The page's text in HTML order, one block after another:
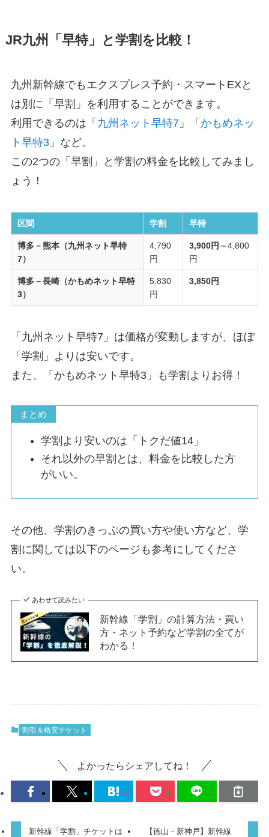
JR九州「早特」と学割を比較！
九州新幹線でもエクスプレス予約・スマートEXと
は別に「早割」を利用することができます。
利用できるのは「 九州ネット早特7」「 かもめネッ
ト早特3」など。
この2つの「早割」と学割の料金を比較してみまし
ょう！
区間 学割 早特
博多－熊本（九州ネット早特
7）
4,790
円
3,900円 ～4,800
円
博多－長崎（かもめネット早特
3）
5,830
円
3,850円
「九州ネット早特7」は価格が変動しますが、ほぼ
「学割」よりは安いです。
また、「かもめネット早特3」も学割よりお得！
まとめ
学割より安いのは「トクだ値14」
それ以外の早割とは、料金を比較した方
がいい。
その他、学割のきっぷの買い方や使い方など、学
割に関しては以下のページも参考にしてくださ
い。
あわせて読みたい
新幹線「学割」の計算方法・買い
方・ネット予約など学割の全てが
わかる！
割引＆格安チケット
よかったらシェアしてね！
新幹線「学割」チケットは
【徳山－新神戸】新幹線